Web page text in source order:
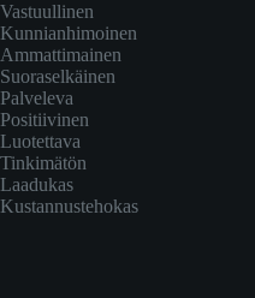
Vastuullinen
Kunnianhimoinen
Ammattimainen
Suoraselkäinen
Palveleva
Positiivinen
Luotettava
Tinkimätön
Laadukas
Kustannustehokas